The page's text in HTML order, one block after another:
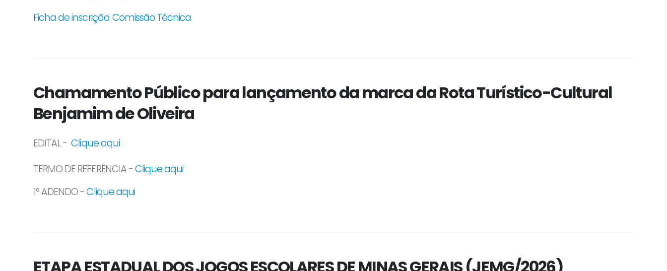
Ficha de inscrição: Comissão Técnica
Chamamento Público para lançamento da marca da Rota Turístico-Cultural
Benjamim de Oliveira
EDITAL -Clique aqui
TERMO DE REFERÊNCIA -Clique aqui
1° ADENDO -Clique aqui